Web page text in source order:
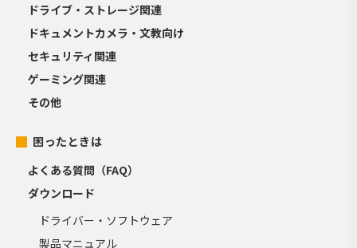
ドライブ・ストレージ関連
ドキュメントカメラ・文教向け
セキュリティ関連
ゲーミング関連
その他
困ったときは
よくある質問（FAQ）
ダウンロード
ドライバー・ソフトウェア
製品マニュアル